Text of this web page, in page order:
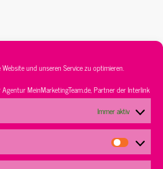
und unseren Service zu optimieren.
AgenturMeinMarketingTeam.de, Partner derInterlink
Immer aktiv
AGB’s